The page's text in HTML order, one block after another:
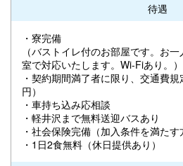
待遇
・寮完備
（バストイレ付のお部屋です。お
室で対応いたします。Wi-Fiあり。）
・契約期間満了者に限り、交通費
円）
・車持ち込み応相談
・軽井沢まで無料送迎バスあり
・社会保険完備（加入条件を満たす
・1日2食無料（休日提供あり）